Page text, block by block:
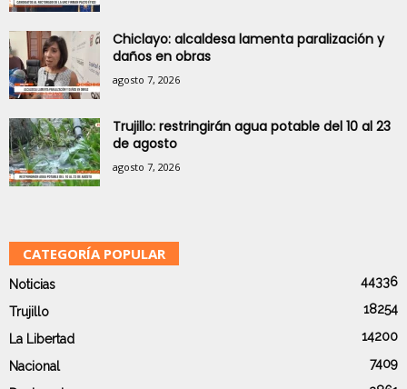
Chiclayo: alcaldesa lamenta paralización y
daños en obras
agosto 7, 2026
Trujillo: restringirán agua potable del 10 al 23
de agosto
agosto 7, 2026
CATEGORÍA POPULAR
Noticias 44336
Trujillo 18254
La Libertad 14200
Nacional 7409